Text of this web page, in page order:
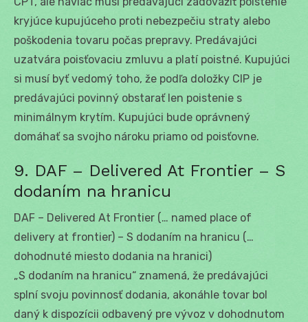
kryjúce kupujúceho proti nebezpečiu straty alebo
poškodenia tovaru počas prepravy. Predávajúci
uzatvára poisťovaciu zmluvu a platí poistné. Kupujúci
si musí byť vedomý toho, že podľa doložky CIP je
predávajúci povinný obstarať len poistenie s
minimálnym krytím. Kupujúci bude oprávnený
domáhať sa svojho nároku priamo od poisťovne.
9. DAF – Delivered At Frontier – S
dodaním na hranicu
DAF – Delivered At Frontier (… named place of
delivery at frontier) – S dodaním na hranicu (…
dohodnuté miesto dodania na hranici)
„S dodaním na hranicu“ znamená, že predávajúci
splní svoju povinnosť dodania, akonáhle tovar bol
daný k dispozícii odbavený pre vývoz v dohodnutom